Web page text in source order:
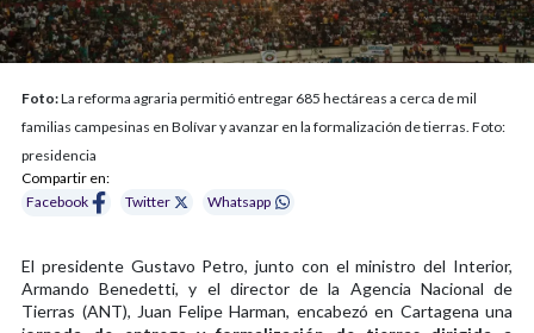
Foto:La reforma agraria permitió entregar 685 hectáreas a cerca de mil
familias campesinas en Bolívar y avanzar en la formalización de tierras. Foto:
presidencia
Compartir en:
Facebook
Twitter Whatsapp
El presidente Gustavo Petro, junto con el ministro del Interior,
Armando Benedetti, y el director de la Agencia Nacional de
Tierras (ANT), Juan Felipe Harman, encabezó en Cartagena una